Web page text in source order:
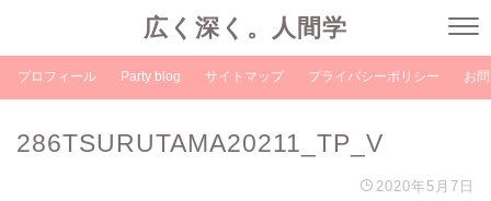
広く深く。人間学
プロフィール Party blog サイトマップ プライバシーポリシー お
286TSURUTAMA20211_TP_V
2020年5月7日